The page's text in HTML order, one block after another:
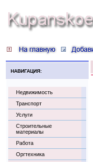
НАВИГАЦИЯ:
Недвижимость
Транспорт
Услуги
Строительные
материалы
Работа
Оргтехника